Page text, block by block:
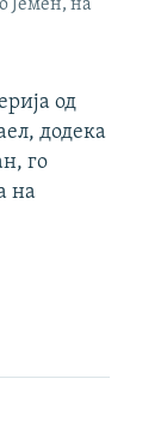
Јемен, на
од
додека
го
на